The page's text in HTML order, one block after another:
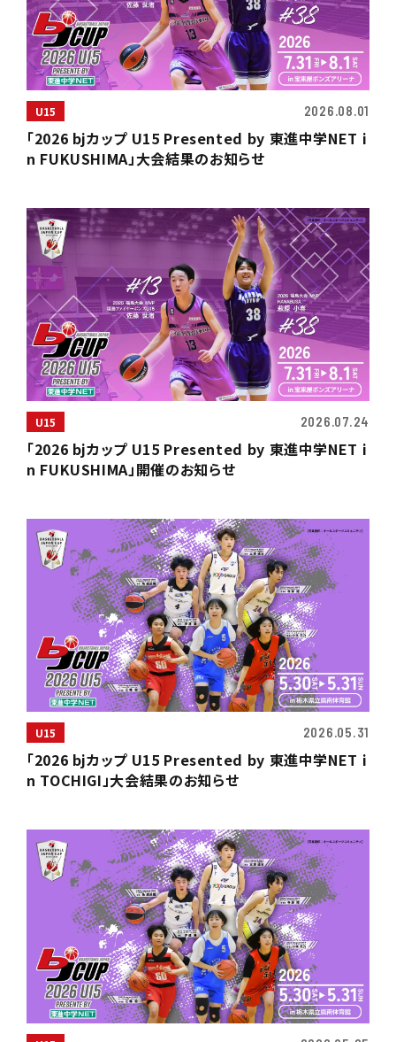
U15 2026.08.01
「2026 bjカップ U15 Presented by 東進中学NET i
n FUKUSHIMA」大会結果のお知らせ
U15 2026.07.24
「2026 bjカップ U15 Presented by 東進中学NET i
n FUKUSHIMA」開催のお知らせ
U15 2026.05.31
「2026 bjカップ U15 Presented by 東進中学NET i
n TOCHIGI」大会結果のお知らせ